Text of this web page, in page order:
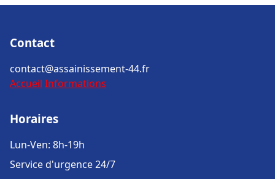
Contact
contact@assainissement-44.fr
Accueil Informations
Horaires
Lun-Ven: 8h-19h
Service d'urgence 24/7